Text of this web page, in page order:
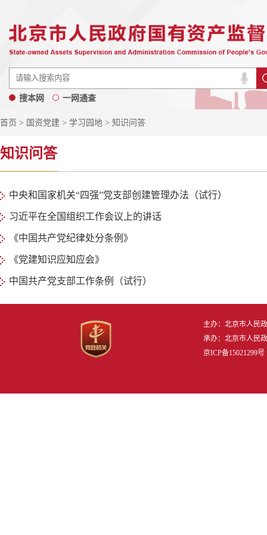
搜本网 一网通查
首页 > 国资党建 > 学习园地 > 知识问答
知识问答
中央和国家机关“四强”党支部创建管理办法（试行）
习近平在全国组织工作会议上的讲话
《中国共产党纪律处分条例》
《党建知识应知应会》
中国共产党支部工作条例（试行）
主办：北京市人民
承办：北京市人民
京ICP备15021299号